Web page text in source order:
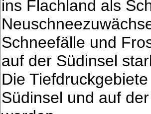
ins Flachland als
Schneefälle und
auf der Südinsel
Die
Südinsel und auf